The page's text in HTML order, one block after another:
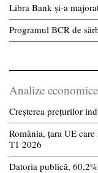
Libra Bank și-a
Programul BCR de
Analize economice
Creșterea prețurilor
România, țara UE
T1 2026
Datoria publică,